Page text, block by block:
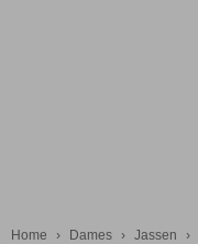
Home › Dames › Jassen ›